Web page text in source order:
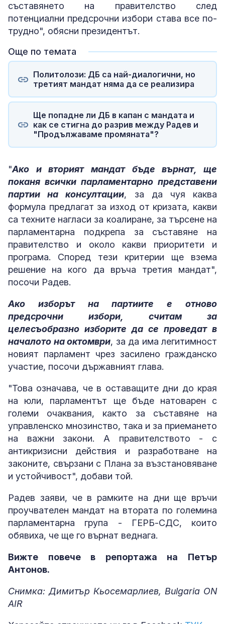
съставянето на правителство след
потенциални предсрочни избори става все по-
трудно", обясни президентът.
Още по темата
Политолози: ДБ са най-диалогични, но
третият мандат няма да се реализира
Ще попадне ли ДБ в капан с мандата и
как се стигна до разрив между Радев и
"Продължаваме промяната"?
"Ако и вторият мандат бъде върнат, ще
поканя всички парламентарно представени
партии на консултации, за да чуя каква
формула предлагат за изход от кризата, какви
са техните нагласи за коалиране, за търсене на
парламентарна подкрепа за съставяне на
правителство и около какви приоритети и
програма. Според тези критерии ще взема
решение на кого да връча третия мандат",
посочи Радев.
Ако изборът на партиите е отново
предсрочни избори, считам за
целесъобразно изборите да се проведат в
началото на октомври, за да има легитимност
новият парламент чрез засилено гражданско
участие, посочи държавният глава.
"Това означава, че в оставащите дни до края
на юли, парламентът ще бъде натоварен с
големи очаквания, както за съставяне на
управленско мнозинство, така и за приемането
на важни закони. А правителството - с
антикризисни действия и разработване на
законите, свързани с Плана за възстановяване
и устойчивост", добави той.
Радев заяви, че в рамките на дни ще връчи
проучвателен мандат на втората по големина
парламентарна група - ГЕРБ-СДС, които
обявиха, че ще го върнат веднага.
Вижте повече в репортажа на Петър
Антонов.
Снимка: Димитър Кьосемарлиев, Bulgaria ON
AIR